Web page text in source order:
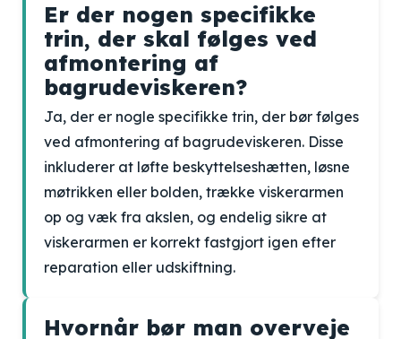
Er der nogen specifikke
trin, der skal følges ved
afmontering af
bagrudeviskeren?
Ja, der er nogle specifikke trin, der bør følges
ved afmontering af bagrudeviskeren. Disse
inkluderer at løfte beskyttelseshætten, løsne
møtrikken eller bolden, trække viskerarmen
op og væk fra akslen, og endelig sikre at
viskerarmen er korrekt fastgjort igen efter
reparation eller udskiftning.
Hvornår bør man overveje